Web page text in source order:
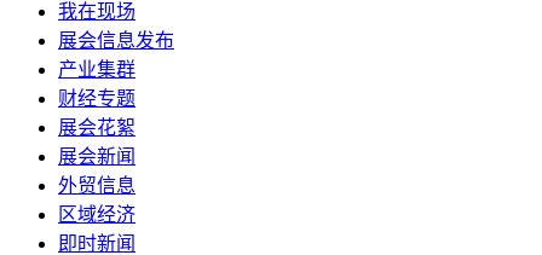
我在现场
展会信息发布
产业集群
财经专题
展会花絮
展会新闻
外贸信息
区域经济
即时新闻